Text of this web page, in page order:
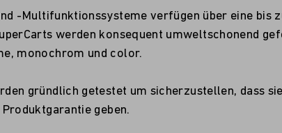
-Multifunktionssysteme verfügen über eine bis
werden konsequent umweltschonend
monochrom und color.
gründlich getestet um sicherzustellen, dass
geben.